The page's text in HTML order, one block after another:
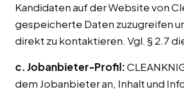
Kandidaten auf der Website von
gespeicherte Daten zuzugreifen
direkt zu kontaktieren. Vgl. § 2.7
c. Jobanbieter-Profil:
dem Jobanbieter an, Inhalt und